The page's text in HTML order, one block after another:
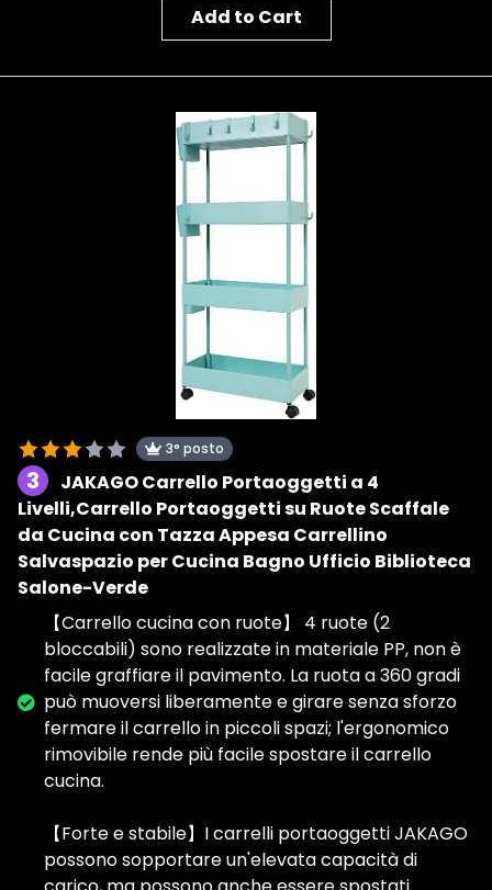
Add to Cart
3° posto
3
JAKAGO Carrello Portaoggetti a 4
Livelli,Carrello Portaoggetti su Ruote Scaffale
da Cucina con Tazza Appesa Carrellino
Salvaspazio per Cucina Bagno Ufficio Biblioteca
Salone-Verde
【Carrello cucina con ruote】 4 ruote (2
bloccabili) sono realizzate in materiale PP, non è
facile graffiare il pavimento. La ruota a 360 gradi
può muoversi liberamente e girare senza sforzo
fermare il carrello in piccoli spazi; l'ergonomico
rimovibile rende più facile spostare il carrello
cucina.
【Forte e stabile】I carrelli portaoggetti JAKAGO
possono sopportare un'elevata capacità di